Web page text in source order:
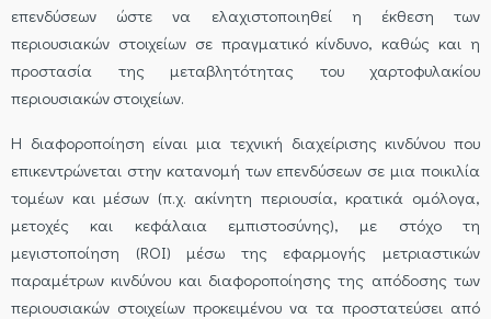
επενδύσεων ώστε να ελαχιστοποιηθεί η έκθεση των
περιουσιακών στοιχείων σε πραγματικό κίνδυνο, καθώς και η
προστασία της μεταβλητότητας του χαρτοφυλακίου
περιουσιακών στοιχείων.
Η διαφοροποίηση είναι μια τεχνική διαχείρισης κινδύνου που
επικεντρώνεται στην κατανομή των επενδύσεων σε μια ποικιλία
τομέων και μέσων (π.χ. ακίνητη περιουσία, κρατικά ομόλογα,
μετοχές και κεφάλαια εμπιστοσύνης), με στόχο τη
μεγιστοποίηση (ROI) μέσω της εφαρμογής μετριαστικών
παραμέτρων κινδύνου και διαφοροποίησης της απόδοσης των
περιουσιακών στοιχείων προκειμένου να τα προστατεύσει από